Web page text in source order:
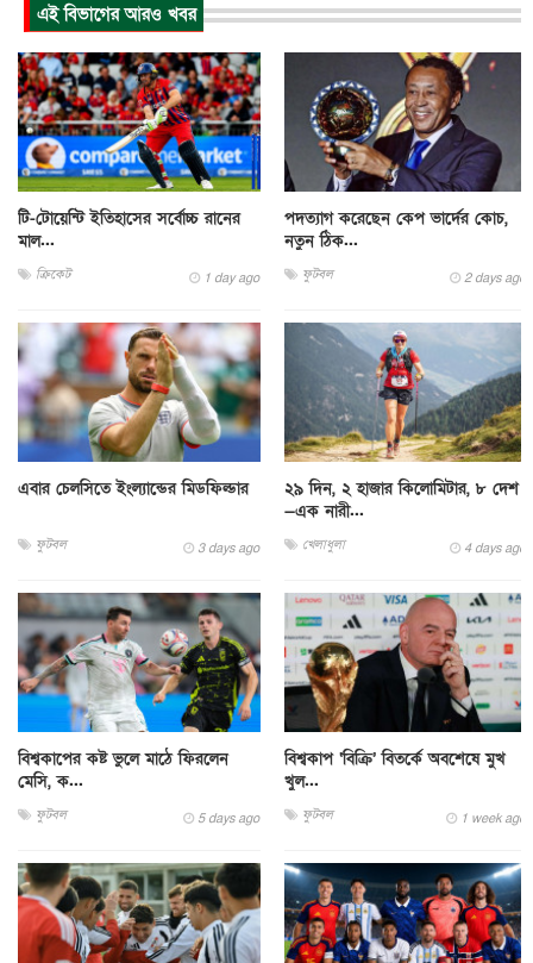
এই বিভাগের আরও খবর
টি-টোয়েন্টি ইতিহাসের সর্বোচ্চ রানের
মাল...
ক্রিকেট 1 day ago
পদত্যাগ করেছেন কেপ ভার্দের কোচ,
নতুন ঠিক...
ফুটবল 2 days ago
এবার চেলসিতে ইংল্যান্ডের মিডফিল্ডার
ফুটবল 3 days ago
২৯ দিন, ২ হাজার কিলোমিটার, ৮ দেশ
—এক নারী...
খেলাধুলা 4 days ago
বিশ্বকাপের কষ্ট ভুলে মাঠে ফিরলেন
মেসি, ক...
ফুটবল 5 days ago
বিশ্বকাপ ‘বিক্রি’ বিতর্কে অবশেষে মুখ
খুল...
ফুটবল 1 week ago